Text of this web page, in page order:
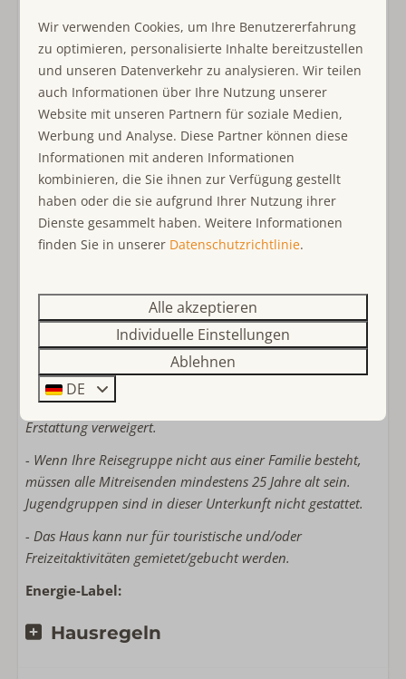
Sanitär
Handtücher inklusive
Badezimmer im Erdgeschoss
Regenschauer
Begehbare Dusche
Föhn
Separate Toilette
Schlafzimmer
Einzelbett: 2
Kinderfreundlich
Kinder(reise)bett
Kinderhochstuhl
Privatsphäre
Freistehende Unterkunft im Ferienpark
geschätzt.
Die Frühaufsteher trinken ihren Morgenkaffee auf dem
kleinen Sitzplatz im Südosten. Absolute Entspannung
finden Sie im nordwestlichen Gartenbereich. Die
Einzäunung durch eine grüne Hecke garantiert viel
Privatleben. In der gedeckten Loungegarnitur schmeckt
ein kühler Apéro besonders lecker, während auf dem
Grill leckere Köstlichkeiten zubereitet werden, die dann
am grossen Gartentisch unter dem Sonnenschirm
verzehrt werden. Der Meister des Feuers hat dann sicher
eine Auszeit auf einer der diverse Gartenliegen verdient.
Trockner zur Verfügung. 2 Autos können vor dem Haus
parken, Ladestation am Haus.
- Vermietung an Firmen/Monteure im Noordzeepark ist
nicht gestattet – bei Missbrauch wird der Zugang ohne
Erstattung verweigert.
- Wenn Ihre Reisegruppe nicht aus einer Familie besteht,
müssen alle Mitreisenden mindestens 25 Jahre alt sein.
Jugendgruppen sind in dieser Unterkunft nicht gestattet.
- Das Haus kann nur für touristische und/oder
Freizeitaktivitäten gemietet/gebucht werden.
Energie-Label:
Hausregeln
Wir verwenden Cookies, um Ihre Benutzererfahrung
zu optimieren, personalisierte Inhalte bereitzustellen
und unseren Datenverkehr zu analysieren. Wir teilen
auch Informationen über Ihre Nutzung unserer
Website mit unseren Partnern für soziale Medien,
Werbung und Analyse. Diese Partner können diese
Informationen mit anderen Informationen
kombinieren, die Sie ihnen zur Verfügung gestellt
haben oder die sie aufgrund Ihrer Nutzung ihrer
Dienste gesammelt haben. Weitere Informationen
finden Sie in unserer Datenschutzrichtlinie.
Alle akzeptieren
Individuelle Einstellungen
Ablehnen
DE